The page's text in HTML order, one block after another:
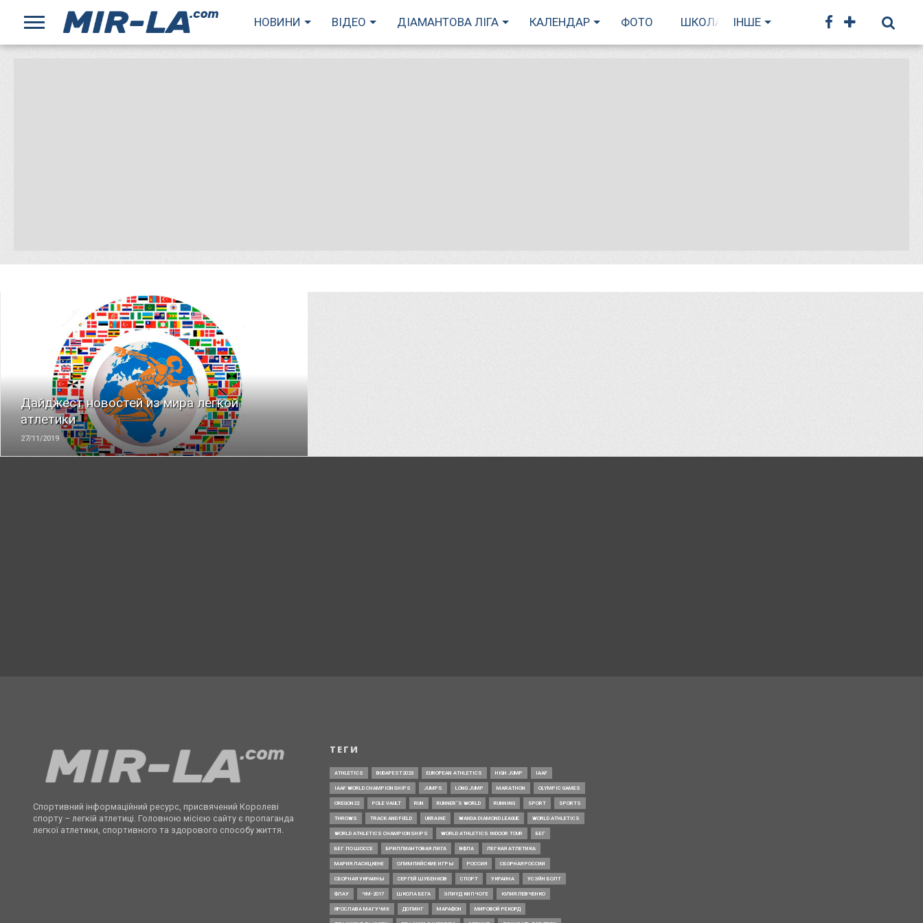
НОВИНИ ВІДЕО ДІАМАНТОВА ЛІГА КАЛЕНДАР ФОТО ШКОЛА БІГУ
ІНШЕ
Дайджест новостей из мира легкой
атлетики
27/11/2019
ЧИТАТЬ
Спортивний інформаційний ресурс, присвячений Королеві
спорту – легкій атлетиці. Головною місією сайту є пропаганда
легкої атлетики, спортивного та здорового способу життя.
ТЕГИ
ATHLETICS BUDAPEST2023 EUROPEAN ATHLETICS HIGH JUMP IAAF
IAAF WORLD CHAMPIONSHIPS JUMPS LONG JUMP MARATHON OLYMPIC GAMES
OREGON22 POLE VAULT RUN RUNNER’S WORLD RUNNING SPORT SPORTS
THROWS TRACK AND FIELD UKRAINE WANDA DIAMOND LEAGUE WORLD ATHLETICS
WORLD ATHLETICS CHAMPIONSHIPS WORLD ATHLETICS INDOOR TOUR БЕГ
БЕГ ПО ШОССЕ БРИЛЛИАНТОВАЯ ЛИГА ВФЛА ЛЕГКАЯ АТЛЕТИКА
МАРИЯ ЛАСИЦКЕНЕ ОЛИМПИЙСКИЕ ИГРЫ РОССИЯ СБОРНАЯ РОССИИ
СБОРНАЯ УКРАИНЫ СЕРГЕЙ ШУБЕНКОВ СПОРТ УКРАИНА УСЭЙН БОЛТ
ФЛАУ ЧМ-2017 ШКОЛА БЕГА ЭЛИУД КИПЧОГЕ ЮЛИЯ ЛЕВЧЕНКО
ЯРОСЛАВА МАГУЧИХ ДОПИНГ МАРАФОН МИРОВОЙ РЕКОРД